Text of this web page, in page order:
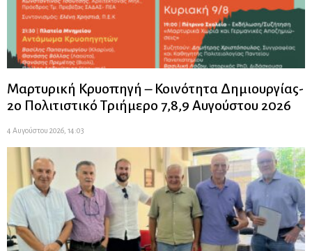
Μαρτυρική Κρυοπηγή – Κοινότητα Δημιουργίας-
2ο Πολιτιστικό Τριήμερο 7,8,9 Αυγούστου 2026
4 Αυγούστου 2026, 14:03